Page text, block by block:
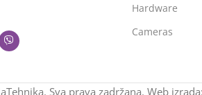
Hardware
Cameras
Sva prava zadržana. Web izrada: